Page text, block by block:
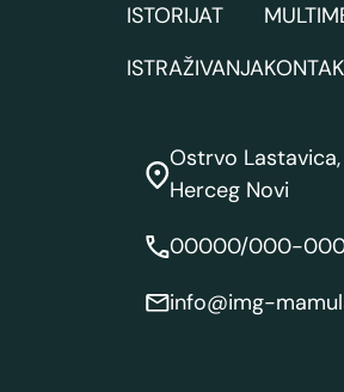
ISTORIJAT
ISTRAŽIVANJA
Ostrvo Lastavica,
Herceg Novi
00000/000-
info@img-